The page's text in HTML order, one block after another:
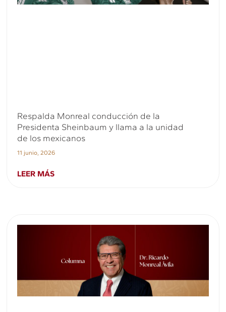
Respalda Monreal conducción de la
Presidenta Sheinbaum y llama a la unidad
de los mexicanos
11 junio, 2026
LEER MÁS